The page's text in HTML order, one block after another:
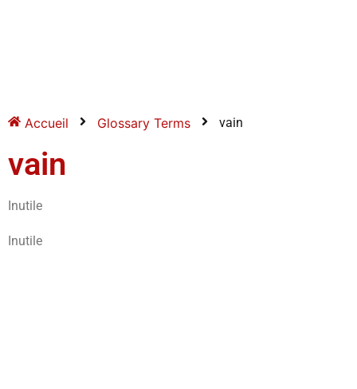
Accueil Glossary Terms vain
vain
Inutile
Inutile